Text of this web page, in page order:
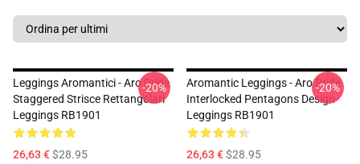
Leggings Aromantici - Aro Pride
Staggered Strisce Rettangolari
Leggings RB1901
26,63 €$28.95
-20%
Aromantic Leggings - Aro Pride
Interlocked Pentagons Design
Leggings RB1901
26,63 €$28.95
-20%